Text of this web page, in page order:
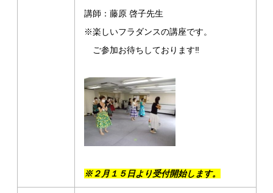
講師：藤原 啓子先生
※楽しいフラダンスの講座です。
ご参加お待ちしております‼
※２月１５日より受付開始します。